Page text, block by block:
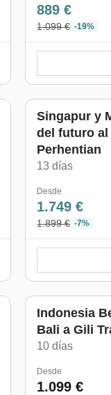
889 €
1.099 € -19%
Singapur y
del futuro al
Perhentian
13 días
Desde
1.749 €
1.899 € -7%
Indonesia
Bali a Gili
10 días
Desde
1.099 €